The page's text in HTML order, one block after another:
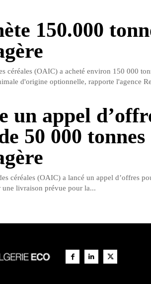
150.000
céréales (OAIC) a acheté environ 150 000
d'origine optionnelle, rapporte l'agence
un appel
50 000 tonnes
céréales (OAIC) a lancé un appel d’offres
une livraison prévue pour la...